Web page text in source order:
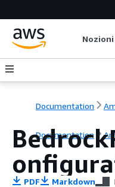
Documentation
Documentation
PDF Markdown